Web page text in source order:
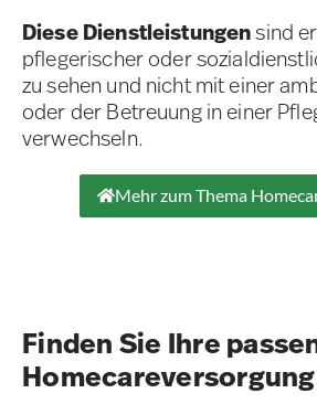
Diese Dienstleistungensind
pflegerischer oder
zu sehen und nicht mit einer
oder der Betreuung in einer
verwechseln.
Mehr zum Thema
Finden Sie Ihre
Homecareversorgung